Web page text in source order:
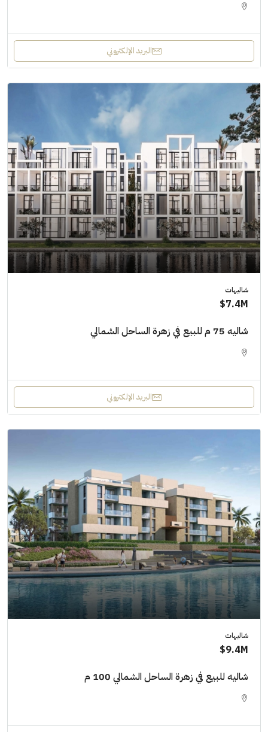
البريد الإلكتروني
شاليهات
7.4M$
شاليه 75 م للبيع في زهرة الساحل الشمالي
البريد الإلكتروني
شاليهات
9.4M$
شاليه للبيع في زهرة الساحل الشمالي 100 م